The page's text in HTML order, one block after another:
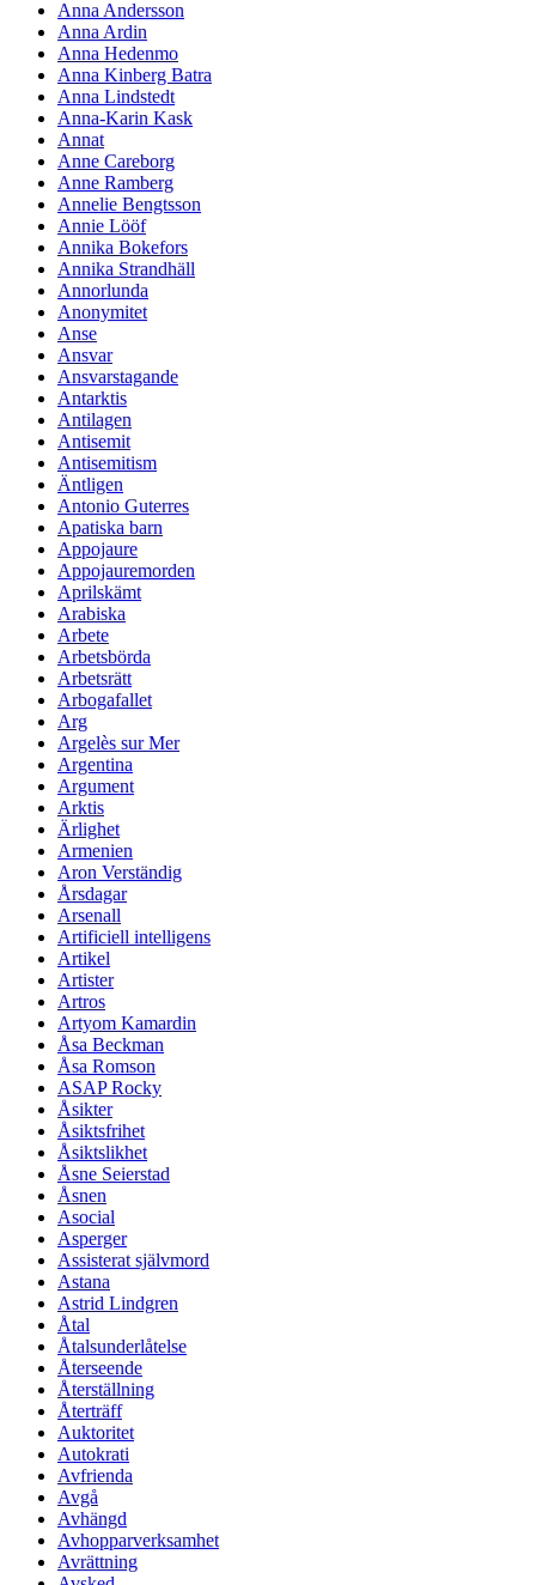
Anna Andersson
Anna Ardin
Anna Hedenmo
Anna Kinberg Batra
Anna Lindstedt
Anna-Karin Kask
Annat
Anne Careborg
Anne Ramberg
Annelie Bengtsson
Annie Lööf
Annika Bokefors
Annika Strandhäll
Annorlunda
Anonymitet
Anse
Ansvar
Ansvarstagande
Antarktis
Antilagen
Antisemit
Antisemitism
Äntligen
Antonio Guterres
Apatiska barn
Appojaure
Appojauremorden
Aprilskämt
Arabiska
Arbete
Arbetsbörda
Arbetsrätt
Arbogafallet
Arg
Argelès sur Mer
Argentina
Argument
Arktis
Ärlighet
Armenien
Aron Verständig
Årsdagar
Arsenall
Artificiell intelligens
Artikel
Artister
Artros
Artyom Kamardin
Åsa Beckman
Åsa Romson
ASAP Rocky
Åsikter
Åsiktsfrihet
Åsiktslikhet
Åsne Seierstad
Åsnen
Asocial
Asperger
Assisterat självmord
Astana
Astrid Lindgren
Åtal
Åtalsunderlåtelse
Återseende
Återställning
Återträff
Auktoritet
Autokrati
Avfrienda
Avgå
Avhängd
Avhopparverksamhet
Avrättning